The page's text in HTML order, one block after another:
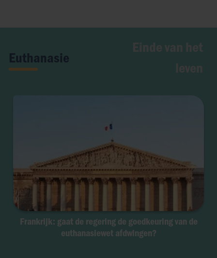
Euthanasie
Frankrijk: gaat de regering de goedkeuring van de
euthanasiewet afdwingen?